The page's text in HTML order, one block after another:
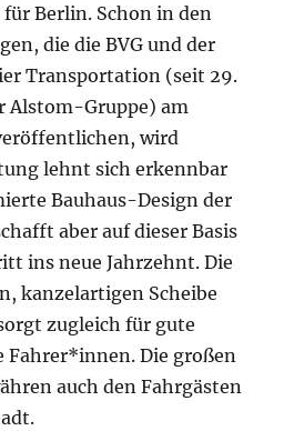
Berlin. Schon in den
die die BVG und der
Transportation (seit 29.
Alstom-Gruppe) am
wird
lehnt sich erkennbar
Bauhaus-Design der
aber auf dieser Basis
ins neue Jahrzehnt. Die
kanzelartigen Scheibe
zugleich für gute
Fahrer*innen. Die großen
auch den Fahrgästen